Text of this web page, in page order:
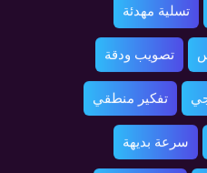
تسلية مهدئة
تصويب ودقة
تفكير منطقي
سرعة بديهة